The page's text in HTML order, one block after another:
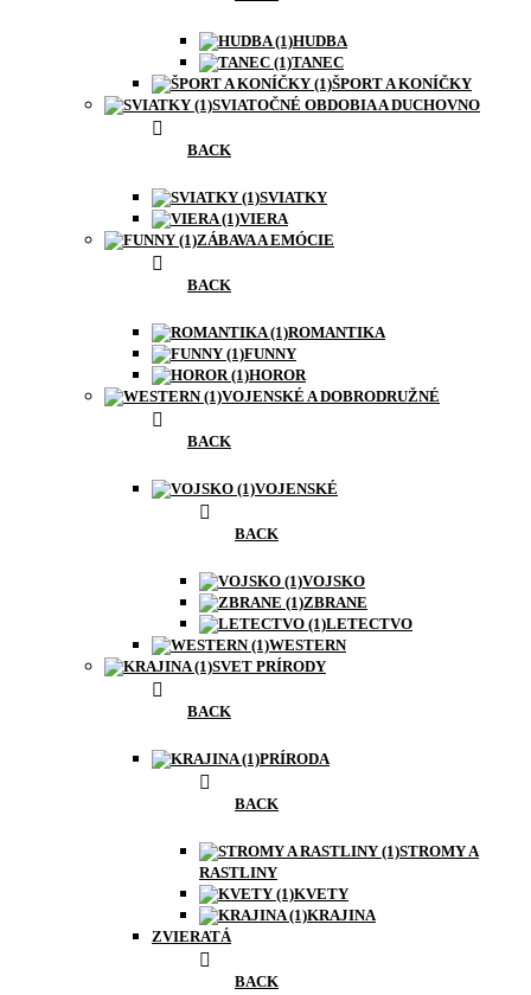
HUDBA
TANEC
ŠPORT A KONÍČKY
SVIATOČNÉ OBDOBIA A DUCHOVNO
BACK
SVIATKY
VIERA
ZÁBAVA A EMÓCIE
BACK
ROMANTIKA
FUNNY
HOROR
VOJENSKÉ A DOBRODRUŽNÉ
BACK
VOJENSKÉ
BACK
VOJSKO
ZBRANE
LETECTVO
WESTERN
SVET PRÍRODY
BACK
PRÍRODA
BACK
STROMY A
RASTLINY
KVETY
KRAJINA
ZVIERATÁ
BACK